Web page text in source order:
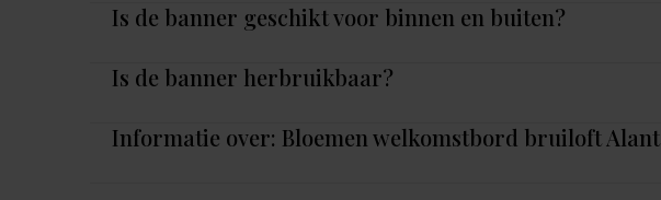
Is de banner geschikt voor binnen en buiten?
Is de banner herbruikbaar?
Informatie over: Bloemen welkomstbord bruiloft Alant